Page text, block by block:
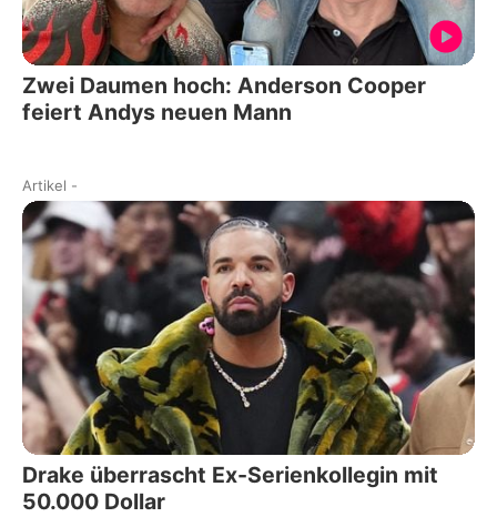
Zwei Daumen hoch: Anderson Cooper
feiert Andys neuen Mann
Artikel -
Drake überrascht Ex-Serienkollegin mit
50.000 Dollar